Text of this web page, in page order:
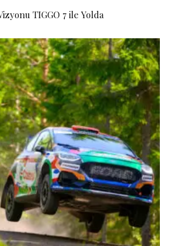
TIGGO 7 ile Yolda